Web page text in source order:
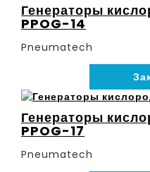
Генераторы
PPOG-14
Pneumatech
Генераторы
PPOG-17
Pneumatech